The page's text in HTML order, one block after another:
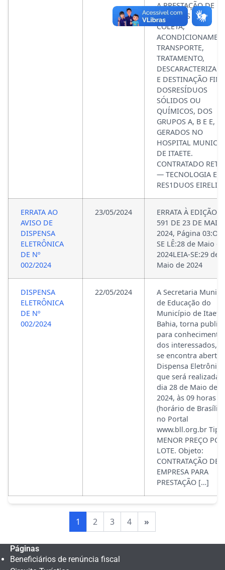
A PRESTAÇÃO DE
SERVIÇOS COM
COLETA,
TRANSPORTE,
TRATAMENTO,
E DESTINAÇÃO
DOSRESÍDUOS
SÓLIDOS OU
QUÍMICOS, DOS
GRUPOS A, B E E,
GERADOS NO
HOSPITAL
DE ITAETE.
CONTRATADO
— TECNOLOGIA EM
RES1DUOS EIRELI.
ERRATA AO
AVISO DE
DISPENSA
ELETRÔNICA
DE Nº
002/2024
23/05/2024
ERRATA À EDIÇÃO
591 DE 23 DE MAIO
2024, Página
SE LÊ:28 de Maio de
2024LEIA-SE:29 de
Maio de 2024
DISPENSA
ELETRÔNICA
DE Nº
002/2024
22/05/2024
A Secretaria
de Educação do
Município de Itaetê
Bahia, torna
para conhecimento
dos interessados,
se encontra aberta
Dispensa
que será realizada
dia 28 de Maio de
2024, às 09 horas
(horário de Brasília)
no Portal
www.bll.org.br
MENOR PREÇO POR
LOTE. Objeto:
CONTRATAÇÃO DE
EMPRESA PARA
PRESTAÇÃO […]
1 2 3 4 »
Páginas
Beneficiários de renúncia fiscal